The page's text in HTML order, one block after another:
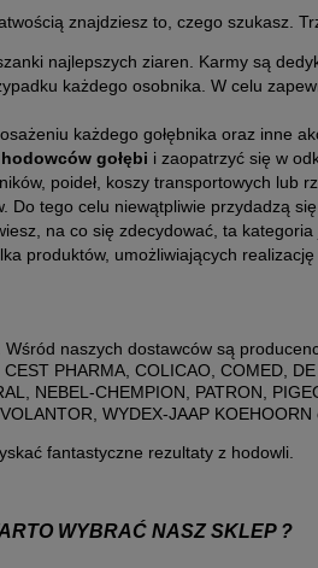
znajdziesz to, czego szukasz.
najlepszych ziaren. Karmy są
każdego osobnika. W celu
każdego gołębnika oraz inne
gołębi i zaopatrzyć się w
poideł, koszy transportowych lub
tego celu niewątpliwie przydadzą
na co się zdecydować, ta
produktów, umożliwiających realizację
naszych dostawców są
PHARMA, COLICAO, COMED,
NEBEL-CHEMPION, PATRON,
WYDEX-JAAP KOEHOORN
fantastyczne rezultaty z hodowli.
WYBRAĆ NASZ SKLEP ?